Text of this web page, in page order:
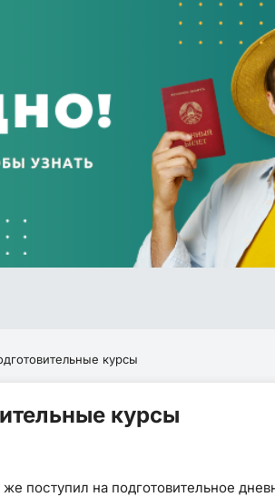
курсы
курсы
поступил на подготовительное